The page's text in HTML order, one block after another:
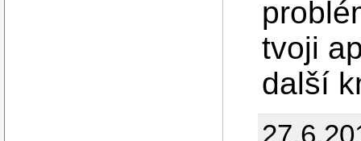
tvoji
další